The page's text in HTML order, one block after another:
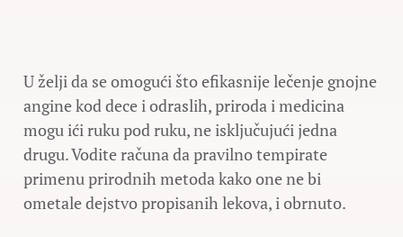
U želji da se omogući što efikasnije lečenje gnojne
angine kod dece i odraslih, priroda i medicina
mogu ići ruku pod ruku, ne isključujući jedna
drugu. Vodite računa da pravilno tempirate
primenu prirodnih metoda kako one ne bi
ometale dejstvo propisanih lekova, i obrnuto.